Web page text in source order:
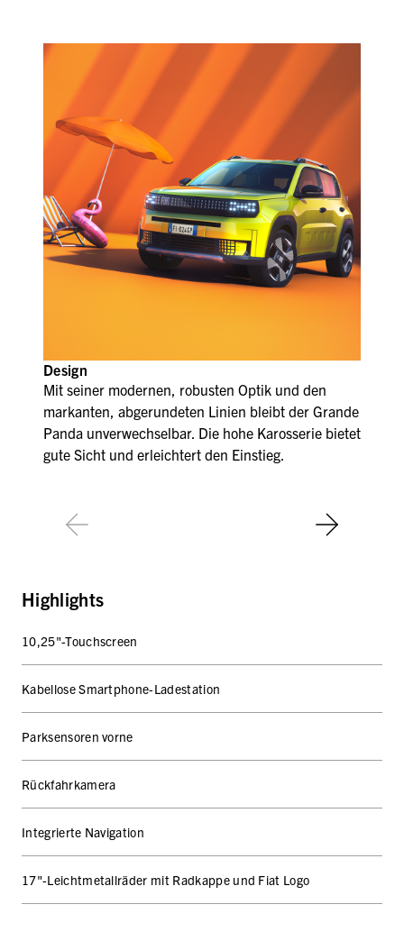
Design
Mit seiner modernen, robusten Optik und den
markanten, abgerundeten Linien bleibt der Grande
Panda unverwechselbar. Die hohe Karosserie bietet
gute Sicht und erleichtert den Einstieg.
Highlights
10,25"-Touchscreen
Kabellose Smartphone-Ladestation
Parksensoren vorne
Rückfahrkamera
Integrierte Navigation
17"-Leichtmetallräder mit Radkappe und Fiat Logo